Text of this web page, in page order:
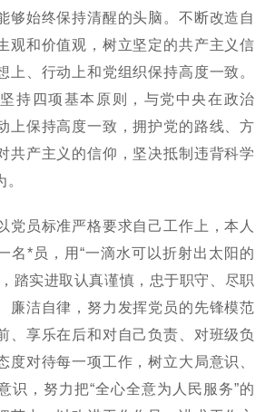
够始终保持清醒的头脑。不断改造自
观和价值观，树立坚定的共产主义信
上、行动上和党组织保持高度一致。
持四项基本原则，与党中央在政治
上保持高度一致，拥护党的路线、方
共产主义的信仰，坚决抵制违背科学
党员标准严格要求自己工作上，本人
名*员，用“一滴水可以折射出太阳的
踏实进取认真谨慎，忠于职守、尽职
廉洁自律，努力发挥党员的先锋模范
、享乐在后和对自己负责、对班级负
度对待每一项工作，树立大局意识、
识，努力把“全心全意为人民服务”的